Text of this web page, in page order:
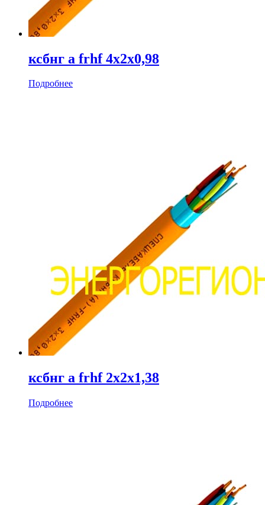
ксбнг а frhf 4х2х0,98
Подробнее
ксбнг а frhf 2х2х1,38
Подробнее